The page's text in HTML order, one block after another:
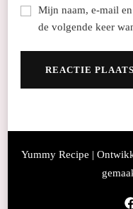
Mijn naam, e-mail
de volgende keer
Yummy Recipe |